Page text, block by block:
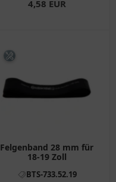
4,58 EUR
Felgenband 28 mm für
18-19 Zoll
BTS-733.52.19